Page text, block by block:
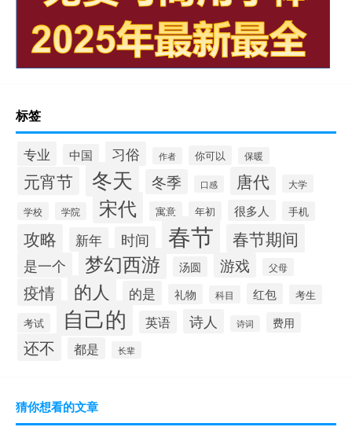
标签
专业 中国 习俗 作者 你可以 保暖
元宵节 冬天 冬季 口感 唐代 大学
学校 学院 宋代 寓意 年初 很多人 手机
攻略 新年 时间 春节 春节期间
是一个 梦幻西游 汤圆 游戏 父母
疫情 的人 的是 礼物 科目 红包
考生
考试
自己的 英语 诗人 诗词 费用
还不 都是 长辈
猜你想看的文章